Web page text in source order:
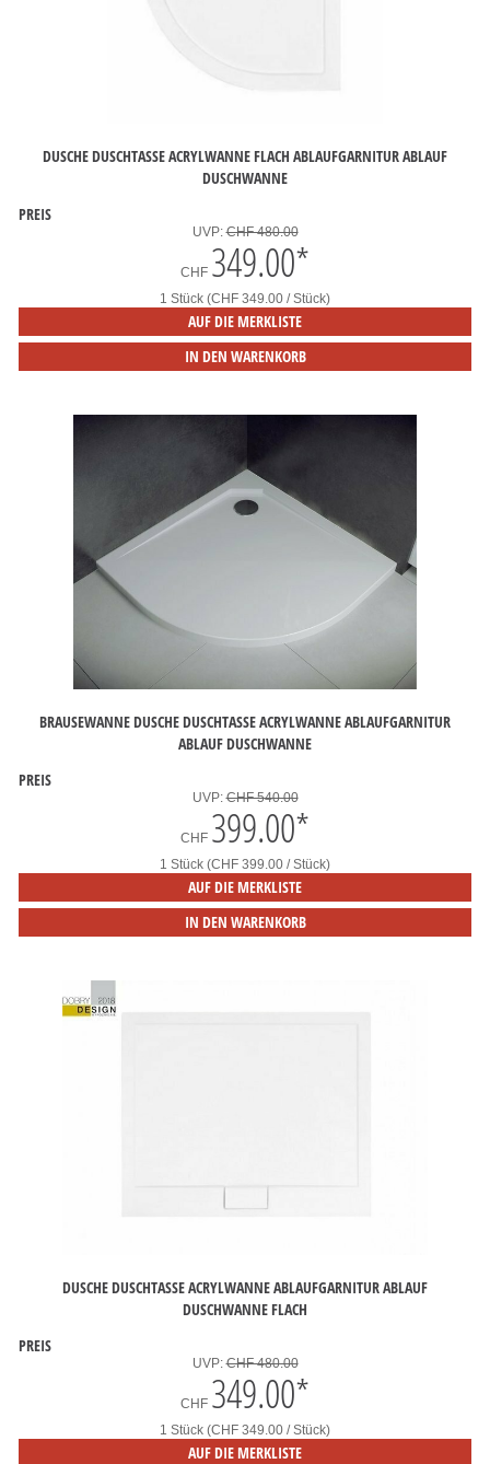
DUSCHE DUSCHTASSE ACRYLWANNE FLACH ABLAUFGARNITUR ABLAUF
DUSCHWANNE
PREIS
UVP:CHF 480.00
CHF 349.00*
1 Stück (CHF 349.00 / Stück)
AUF DIE MERKLISTE
IN DEN WARENKORB
BRAUSEWANNE DUSCHE DUSCHTASSE ACRYLWANNE ABLAUFGARNITUR
ABLAUF DUSCHWANNE
PREIS
UVP:CHF 540.00
CHF 399.00*
1 Stück (CHF 399.00 / Stück)
AUF DIE MERKLISTE
IN DEN WARENKORB
DUSCHE DUSCHTASSE ACRYLWANNE ABLAUFGARNITUR ABLAUF
DUSCHWANNE FLACH
PREIS
UVP:CHF 480.00
CHF 349.00*
1 Stück (CHF 349.00 / Stück)
AUF DIE MERKLISTE